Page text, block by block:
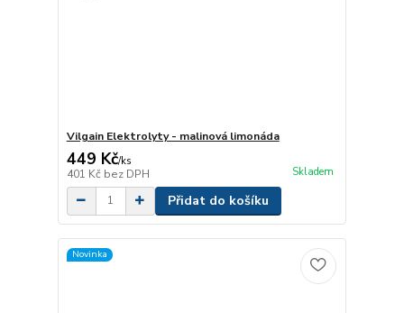
Vilgain Elektrolyty - malinová limonáda
449 Kč/ks
401 Kč bez DPH Skladem
Přidat do košíku
Novinka